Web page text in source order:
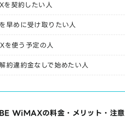
契約したい人
早めに受け取りたい人
を使う予定の人
約違約金なしで始めたい人
WiMAXの料金・メリット・注意